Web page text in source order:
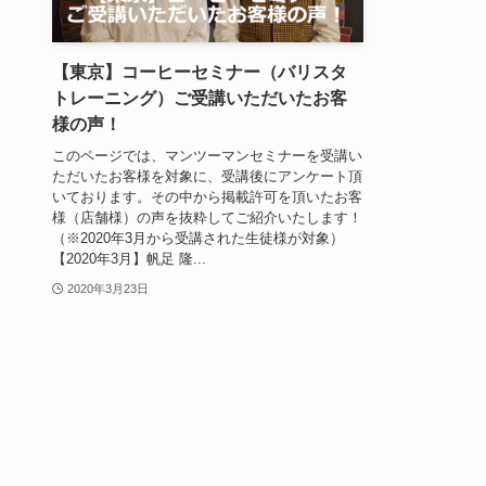
【東京】コーヒーセミナー（バリスタ
トレーニング）ご受講いただいたお客
様の声！
このページでは、マンツーマンセミナーを受講い
ただいたお客様を対象に、受講後にアンケート頂
いております。その中から掲載許可を頂いたお客
様（店舗様）の声を抜粋してご紹介いたします！
（※2020年3月から受講された生徒様が対象）
【2020年3月】帆足 隆...
2020年3月23日